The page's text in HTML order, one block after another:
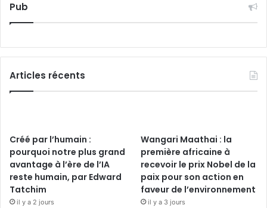
Pub
Articles récents
Créé par l’humain :
pourquoi notre plus grand
avantage à l’ère de l’IA
reste humain, par Edward
Tatchim
il y a 2 jours
Wangari Maathai : la
première africaine à
recevoir le prix Nobel de la
paix pour son action en
faveur de l’environnement
il y a 3 jours